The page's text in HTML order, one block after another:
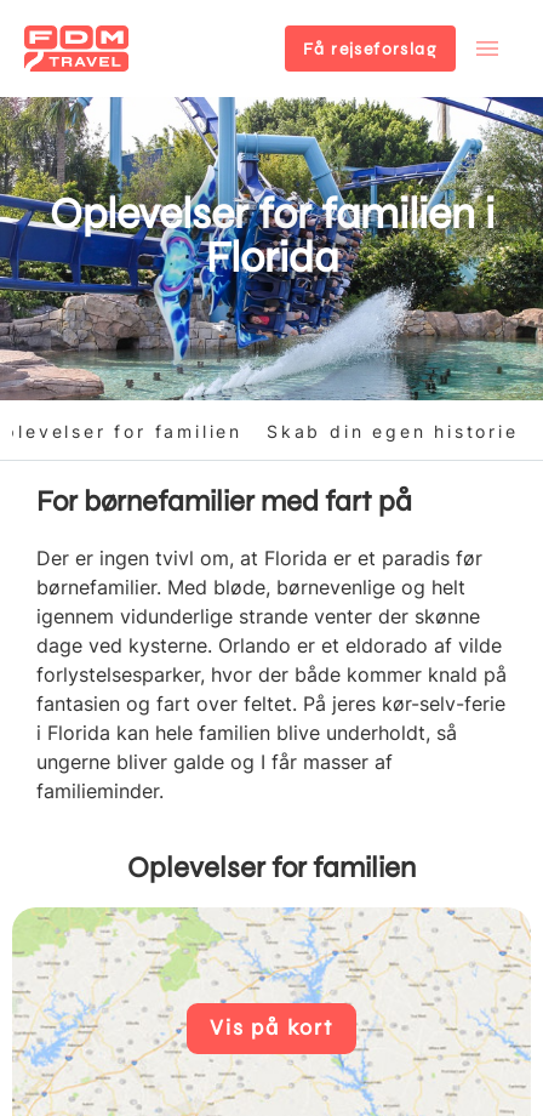
Gå
til
hovedindhold
Få rejseforslag
Oplevelser for familien i
Florida
for familien Skab din egen historie
For børnefamilier med fart på
Der er ingen tvivl om, at Florida er et paradis før
børnefamilier. Med bløde, børnevenlige og helt
igennem vidunderlige strande venter der skønne
dage ved kysterne. Orlando er et eldorado af vilde
forlystelsesparker, hvor der både kommer knald på
fantasien og fart over feltet. På jeres kør-selv-ferie
i Florida kan hele familien blive underholdt, så
ungerne bliver galde og I får masser af
familieminder.
Oplevelser for familien
Vis på kort